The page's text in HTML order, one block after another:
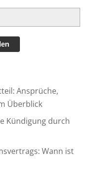
Ansprüche,
Überblick
Kündigung durch
Wann ist